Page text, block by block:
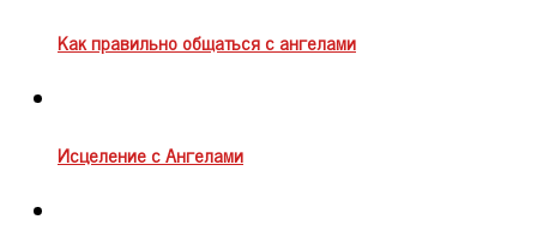
Как правильно общаться с ангелами
Исцеление с Ангелами